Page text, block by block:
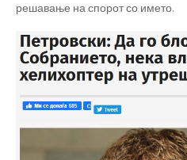
решавање на спорот со името.